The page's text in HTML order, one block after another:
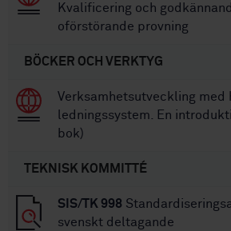
Kvalificering och
oförstörande provning
BÖCKER OCH VERKTYG
Verksamhetsutveckling med
ledningssystem. En
bok)
TEKNISK KOMMITTÉ
SIS/TK 998
svenskt deltagande